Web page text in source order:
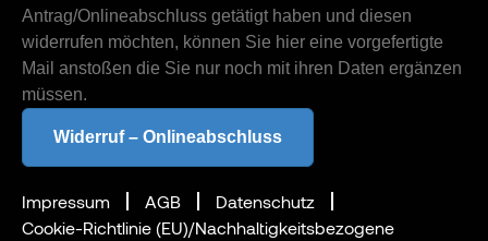
Antrag/Onlineabschluss getätigt haben und diesen
widerrufen möchten, können Sie hier eine vorgefertigte
Mail anstoßen die Sie nur noch mit ihren Daten ergänzen
müssen.
Widerruf – Onlineabschluss
Impressum AGB
Datenschutz
Cookie-Richtlinie (EU)/Nachhaltigkeitsbezogene